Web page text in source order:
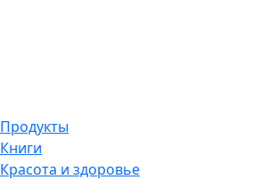
Продукты
Книги
Красота и здоровье